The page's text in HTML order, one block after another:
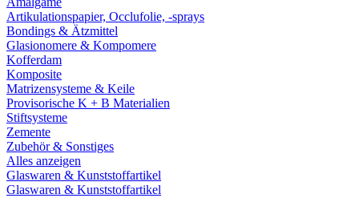
Artikulationspapier, Occlufolie, -sprays
Bondings & Ätzmittel
Glasionomere & Kompomere
Kofferdam
Komposite
Matrizensysteme & Keile
Provisorische K + B Materialien
Stiftsysteme
Zemente
Zubehör & Sonstiges
Alles anzeigen
Glaswaren & Kunststoffartikel
Glaswaren & Kunststoffartikel